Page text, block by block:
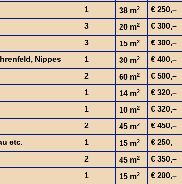
1 38 m2
€ 250,–
3 20 m2
€ 300,–
3 15 m2
€ 300,–
Nippes 1 30 m2
€ 400,–
2 60 m2
€ 500,–
1 14 m2
€ 320,–
1 10 m2
€ 320,–
2 45 m2
€ 450,–
etc. 1 15 m2
€ 250,–
2 45 m2
€ 350,–
1 15 m2 € 200,–